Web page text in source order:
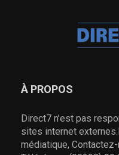
À PROPOS
Direct7 n’est pas
sites internet
médiatique,